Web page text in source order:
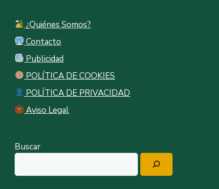
¿Quiénes Somos?
Contacto
Publicidad
POLÍTICA DE COOKIES
POLÍTICA DE PRIVACIDAD
Aviso Legal
Buscar